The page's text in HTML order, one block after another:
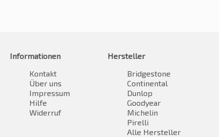
Informationen
Kontakt
Über uns
Impressum
Hilfe
Widerruf
Hersteller
Bridgestone
Continental
Dunlop
Goodyear
Michelin
Pirelli
Alle Hersteller